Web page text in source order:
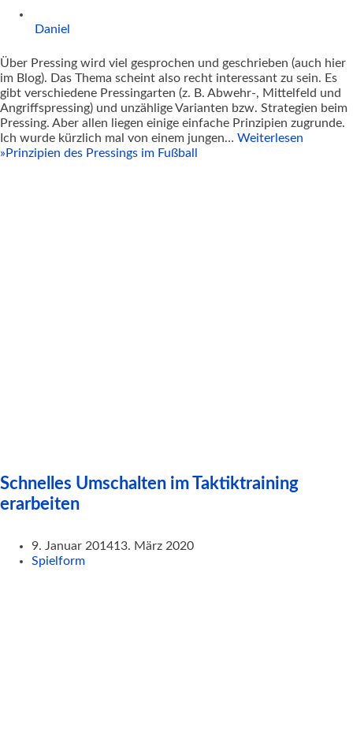
Daniel
Über Pressing wird viel gesprochen und geschrieben (auch hier
im Blog). Das Thema scheint also recht interessant zu sein. Es
gibt verschiedene Pressingarten (z. B. Abwehr-, Mittelfeld und
Angriffspressing) und unzählige Varianten bzw. Strategien beim
Pressing. Aber allen liegen einige einfache Prinzipien zugrunde.
Ich wurde kürzlich mal von einem jungen… Weiterlesen
» Prinzipien des Pressings im Fußball
Schnelles Umschalten im Taktiktraining
erarbeiten
9. Januar 201413. März 2020
Spielform